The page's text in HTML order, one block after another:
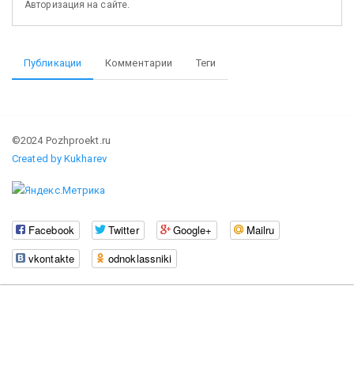
Авторизация на сайте.
Публикации Комментарии Теги
©2024 Pozhproekt.ru
Created by Kukharev
Facebook Twitter Google+
Mailru
vkontakte
odnoklassniki